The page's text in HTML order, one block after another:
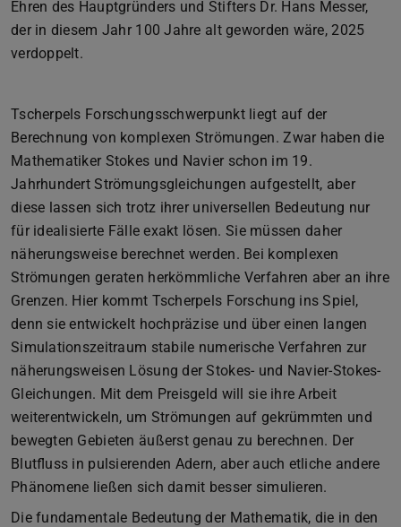
Ehren des Hauptgründers und Stifters Dr. Hans Messer,
der in diesem Jahr 100 Jahre alt geworden wäre, 2025
verdoppelt.
Tscherpels Forschungsschwerpunkt liegt auf der
Berechnung von komplexen Strömungen. Zwar haben die
Mathematiker Stokes und Navier schon im 19.
Jahrhundert Strömungsgleichungen aufgestellt, aber
diese lassen sich trotz ihrer universellen Bedeutung nur
für idealisierte Fälle exakt lösen. Sie müssen daher
näherungsweise berechnet werden. Bei komplexen
Strömungen geraten herkömmliche Verfahren aber an ihre
Grenzen. Hier kommt Tscherpels Forschung ins Spiel,
denn sie entwickelt hochpräzise und über einen langen
Simulationszeitraum stabile numerische Verfahren zur
näherungsweisen Lösung der Stokes- und Navier-Stokes-
Gleichungen. Mit dem Preisgeld will sie ihre Arbeit
weiterentwickeln, um Strömungen auf gekrümmten und
bewegten Gebieten äußerst genau zu berechnen. Der
Blutfluss in pulsierenden Adern, aber auch etliche andere
Phänomene ließen sich damit besser simulieren.
Die fundamentale Bedeutung der Mathematik, die in den